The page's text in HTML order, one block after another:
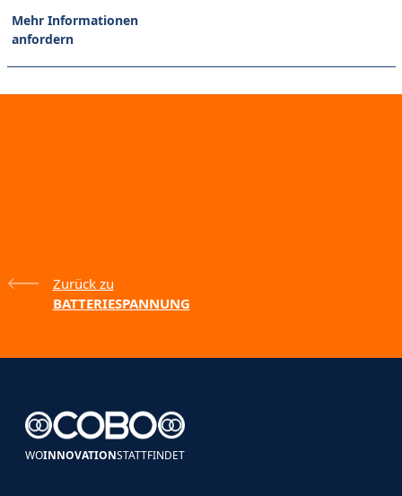
Mehr Informationen
anfordern
Zurück zu
BATTERIESPANNUNG
WOINNOVATIONSTATTFINDET